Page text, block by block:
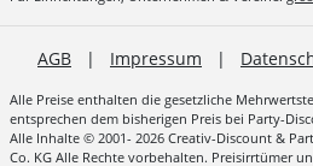
AGB | Impressum |
Alle Preise enthalten die gesetzliche
entsprechen dem bisherigen Preis bei Party-
Alle Inhalte © 2001- 2026 Creativ-Discount &
Co. KG Alle Rechte vorbehalten. Preisirrtümer